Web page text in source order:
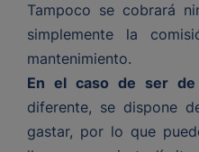
Tampoco se cobrará
simplemente la
mantenimiento.
En el caso de ser de
diferente, se dispone
gastar, por lo que